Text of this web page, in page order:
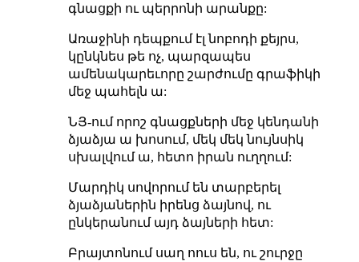
գնացքի ու պերրոնի արանքը:
Առաջինի դեպքում էլ նոբոդի քեյրս,
կընկնես թե ոչ, պարզապես
ամենակարեւորը շարժումը գրաֆիկի
մեջ պահելն ա:
ՆՅ-ում որոշ գնացքների մեջ կենդանի
ձյաձյա ա խոսում, մեկ մեկ նույնսիկ
սխալվում ա, հետո իրան ուղղում:
Մարդիկ սովորում են տարբերել
ձյաձյաներին իրենց ձայնով, ու
ընկերանում այդ ձայների հետ:
Բրայտոնում սաղ ոուս են, ու շուրջը